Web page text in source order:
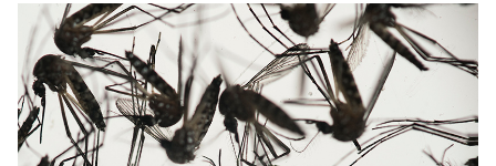
AREA PERSONALE
Area Personale
Newsletter
Notifiche mobile
Regala il Post